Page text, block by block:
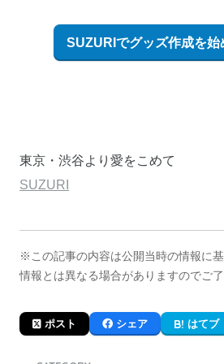
SUZURIでグッズ作成を始
東京・渋谷より愛をこめて
SUZURI
※この記事の内容は公開当時の情報に
情報とは異なる場合がありますのでご了
ポスト シェア はてブ